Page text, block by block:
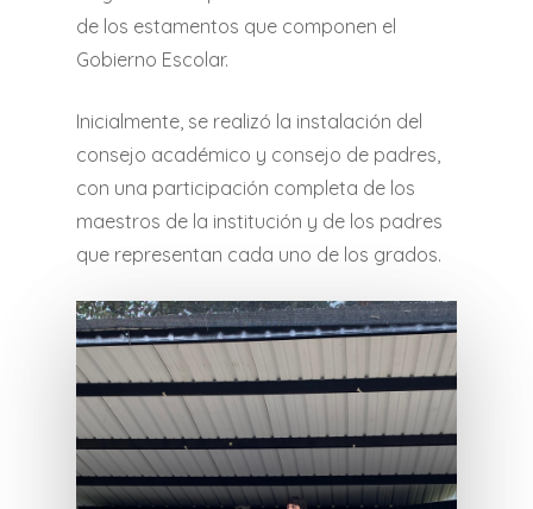
de los estamentos que componen el
Gobierno Escolar.
Inicialmente, se realizó la instalación del
consejo académico y consejo de padres,
con una participación completa de los
maestros de la institución y de los padres
que representan cada uno de los grados.